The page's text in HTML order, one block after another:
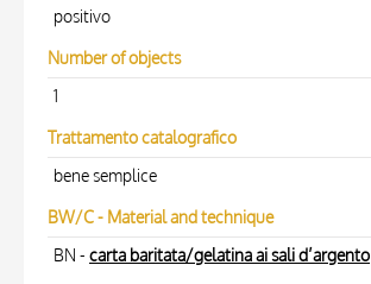
positivo
Number of objects
1
Trattamento catalografico
bene semplice
BW/C - Material and technique
BN - carta baritata/gelatina ai sali d’argento